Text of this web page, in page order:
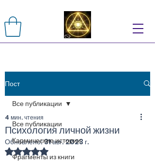
Пост
Все публикации
Кармические истории
Фрагменты из книги
Все публикации
Психология личной жизни
4 мин. чтения
Обновлено:31 авг. 2023 г.
Оценка: не число из 5 звезд.